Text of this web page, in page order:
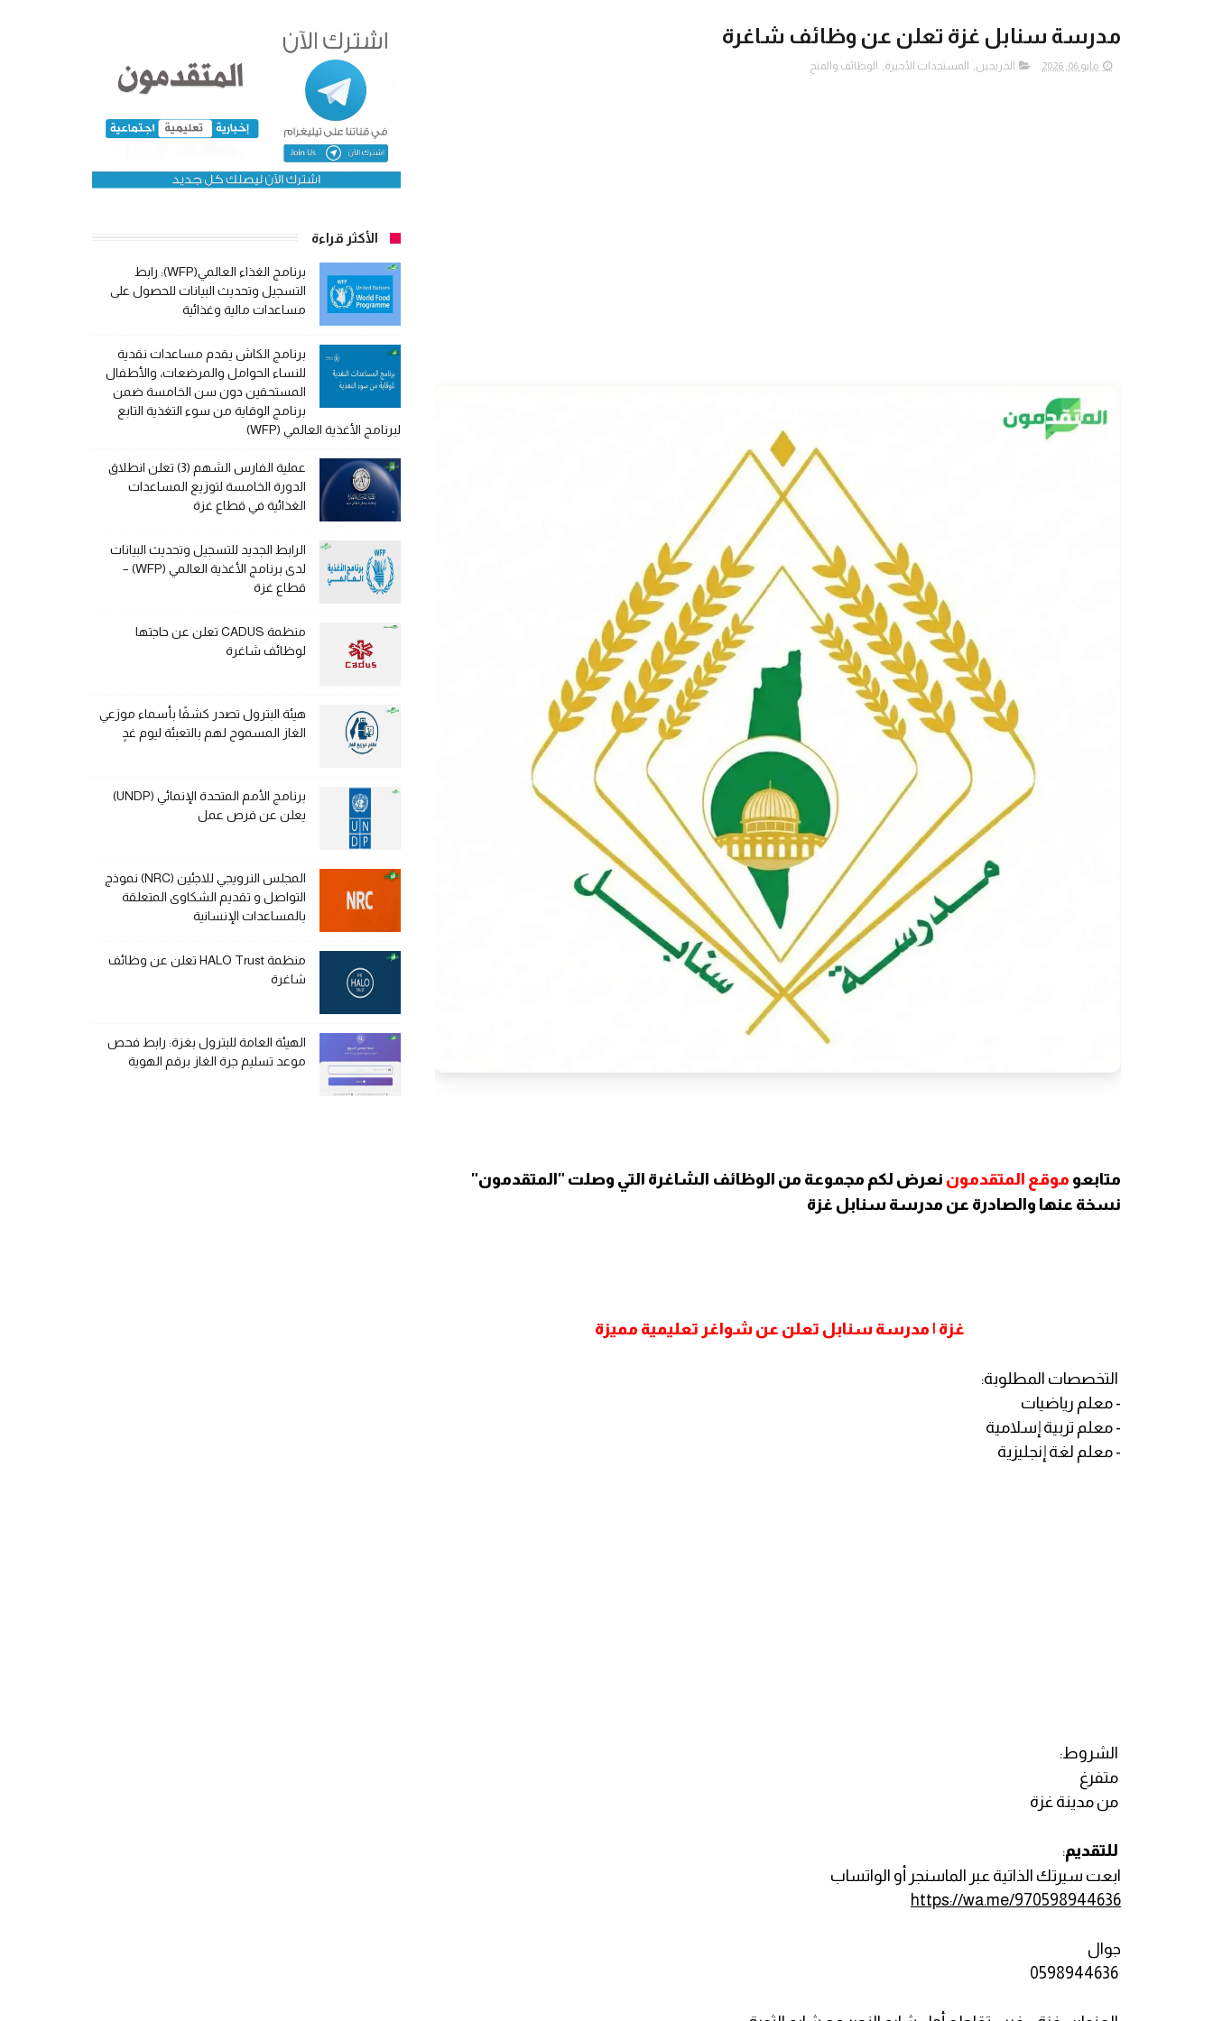
مدرسة سنابل غزة تعلن عن وظائف شاغرة
مايو 06, 2026 الخريجين, المستجدات الأخيرة, الوظائف والمنح
متابعو موقع المتقدمون نعرض لكم مجموعة من الوظائف الشاغرة التي وصلت "المتقدمون"
نسخة عنها والصادرة عن مدرسة سنابل غزة
غزة | مدرسة سنابل تعلن عن شواغر تعليمية مميزة
التخصصات المطلوبة:
- معلم رياضيات
- معلم تربية إسلامية
- معلم لغة إنجليزية
الشروط:
متفرغ
من مدينة غزة
للتقديم:
ابعت سيرتك الذاتية عبر الماسنجر أو الواتساب
https://wa.me/970598944636
جوال
الأكثر قراءة
برنامج الغذاء العالمي(WFP): رابط
التسجيل وتحديث البيانات للحصول على
مساعدات مالية وغذائية
برنامج الكاش يقدم مساعدات نقدية
للنساء الحوامل والمرضعات، والأطفال
المستحقين دون سن الخامسة ضمن
برنامج الوقاية من سوء التغذية التابع
لبرنامج الأغذية العالمي (WFP)
عملية الفارس الشهم (3) تعلن انطلاق
الدورة الخامسة لتوزيع المساعدات
الغذائية في قطاع غزة
الرابط الجديد للتسجيل وتحديث البيانات
لدى برنامج الأغذية العالمي (WFP) –
قطاع غزة
منظمة CADUS تعلن عن حاجتها
لوظائف شاغرة
هيئة البترول تصدر كشفًا بأسماء موزعي
الغاز المسموح لهم بالتعبئة ليوم غدٍ
برنامج الأمم المتحدة الإنمائي (UNDP)
يعلن عن فرص عمل
المجلس النرويجي للاجئين (NRC) نموذج
التواصل و تقديم الشكاوى المتعلقة
بالمساعدات الإنسانية
منظمة HALO Trust تعلن عن وظائف
شاغرة
الهيئة العامة للبترول بغزة: رابط فحص
موعد تسليم جرة الغاز برقم الهوية